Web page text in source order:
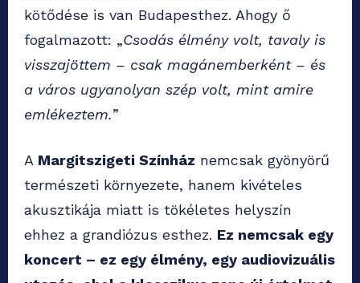
kötődése is van Budapesthez. Ahogy ő
fogalmazott: „Csodás élmény volt, tavaly is
visszajöttem – csak magánemberként – és
a város ugyanolyan szép volt, mint amire
emlékeztem.”
A Margitszigeti Színház nemcsak gyönyörű
természeti környezete, hanem kivételes
akusztikája miatt is tökéletes helyszín
ehhez a grandiózus esthez. Ez nemcsak egy
koncert – ez egy élmény, egy audiovizuális